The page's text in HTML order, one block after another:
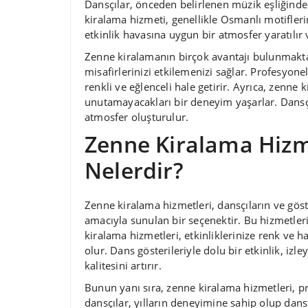
Dansçılar, önceden belirlenen müzik
kiralama hizmeti, genellikle Osmanlı
etkinlik havasına uygun bir atmosfer
Zenne kiralamanın birçok avantajı
misafirlerinizi etkilemenizi sağlar.
renkli ve eğlenceli hale getirir. Ayrıca,
unutamayacakları bir deneyim yaşarlar.
atmosfer oluşturulur.
Zenne Kiralama
Nelerdir?
Zenne kiralama hizmetleri, dansçıların ve
amacıyla sunulan bir seçenektir. Bu
kiralama hizmetleri, etkinliklerinize renk ve
olur. Dans gösterileriyle dolu bir etkinlik,
kalitesini artırır.
Bunun yanı sıra, zenne kiralama hizmetleri,
dansçılar, yılların deneyimine sahip olup